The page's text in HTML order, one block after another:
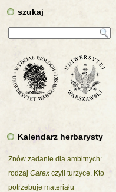
szukaj
Kalendarz herbarysty
Znów zadanie dla ambitnych:
rodzaj Carex czyli turzyce. Kto
potrzebuje materiału